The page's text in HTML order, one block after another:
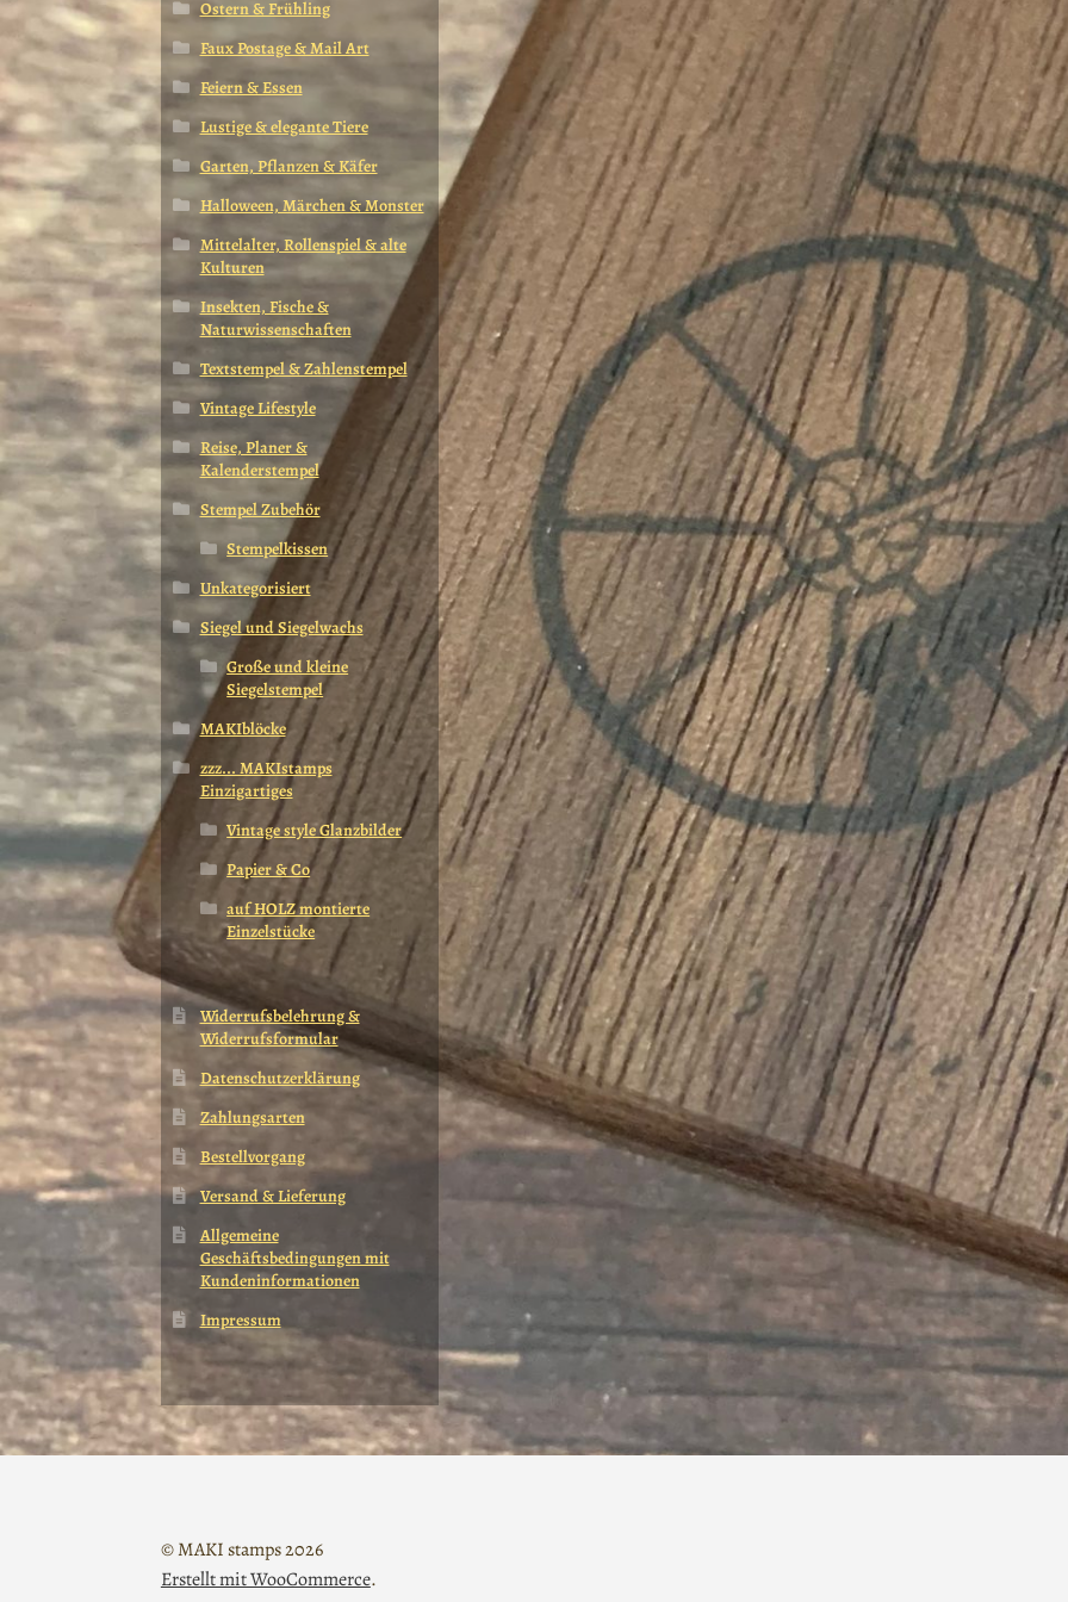
Ostern & Frühling
Faux Postage & Mail Art
Feiern & Essen
Lustige & elegante Tiere
Garten, Pflanzen & Käfer
Halloween, Märchen & Monster
Mittelalter, Rollenspiel & alte
Kulturen
Insekten, Fische &
Naturwissenschaften
Textstempel & Zahlenstempel
Vintage Lifestyle
Reise, Planer &
Kalenderstempel
Stempel Zubehör
Stempelkissen
Unkategorisiert
Siegel und Siegelwachs
Große und kleine
Siegelstempel
MAKIblöcke
zzz... MAKIstamps
Einzigartiges
Vintage style Glanzbilder
Papier & Co
auf HOLZ montierte
Einzelstücke
Widerrufsbelehrung &
Widerrufsformular
Datenschutzerklärung
Zahlungsarten
Bestellvorgang
Versand & Lieferung
Allgemeine
Geschäftsbedingungen mit
Kundeninformationen
Impressum
© MAKI stamps 2026
Erstellt mit WooCommerce.